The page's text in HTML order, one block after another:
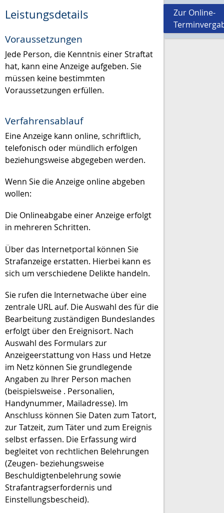
Leistungsdetails
Voraussetzungen
Jede Person, die Kenntnis einer Straftat
hat, kann eine Anzeige aufgeben. Sie
müssen keine bestimmten
Voraussetzungen erfüllen.
Verfahrensablauf
Eine Anzeige kann online, schriftlich,
telefonisch oder mündlich erfolgen
beziehungsweise abgegeben werden.
Wenn Sie die Anzeige online abgeben
wollen:
Die Onlineabgabe einer Anzeige erfolgt
in mehreren Schritten.
Über das Internetportal können Sie
Strafanzeige erstatten. Hierbei kann es
sich um verschiedene Delikte handeln.
Sie rufen die Internetwache über eine
zentrale URL auf. Die Auswahl des für die
Bearbeitung zuständigen Bundeslandes
erfolgt über den Ereignisort. Nach
Auswahl des Formulars zur
Anzeigeerstattung von Hass und Hetze
im Netz können Sie grundlegende
Angaben zu Ihrer Person machen
(beispielsweise . Personalien,
Handynummer, Mailadresse). Im
Anschluss können Sie Daten zum Tatort,
zur Tatzeit, zum Täter und zum Ereignis
selbst erfassen. Die Erfassung wird
begleitet von rechtlichen Belehrungen
(Zeugen- beziehungsweise
Beschuldigtenbelehrung sowie
Strafantragserfordernis und
Einstellungsbescheid).
Zur Online-